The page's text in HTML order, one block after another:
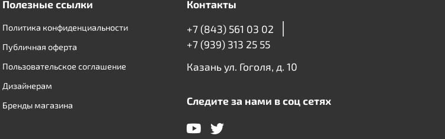
Полезные ссылки
Политика конфиденциальности
Публичная оферта
Пользовательское соглашение
Дизайнерам
Бренды магазина
Контакты
+7 (843) 561 03 02
+7 (939) 313 25 55
Казань ул. Гоголя, д. 10
Следите за нами в соц сетях